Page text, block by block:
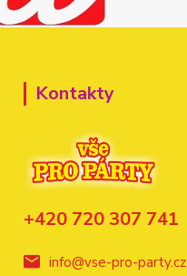
Kontakty
+420 720 307 741
info@vse-pro-party.cz